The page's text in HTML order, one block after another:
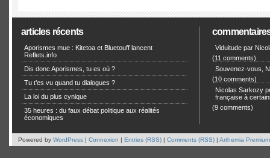
articles récents
Aporismes mue : Kitetoa et Bluetouff lancent
Reflets.info
Dis donc Aporismes, tu es où ?
Tu t’es vu quand tu dialogues ?
La loi du plus cynique
35 heures : du faux débat politique aux réalités
économiques
Viduitude par
(11 comments)
Souvenez-vous,
(10 comments)
Nicolas Sarkozy
française à
(9 comments)
Powered by WordPress | Connexion | Entries (RSS) | Comments (RSS) | Arthemia Premium